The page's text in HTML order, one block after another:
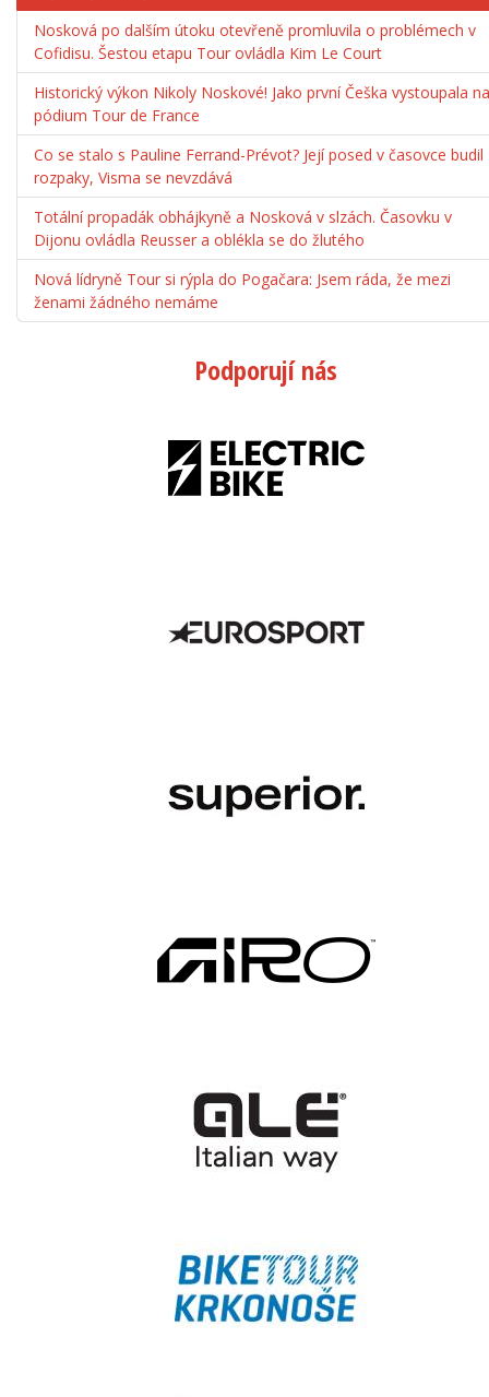
Nosková po dalším útoku otevřeně promluvila o problémech v
Cofidisu. Šestou etapu Tour ovládla Kim Le Court
Historický výkon Nikoly Noskové! Jako první Češka vystoupala na
pódium Tour de France
Co se stalo s Pauline Ferrand-Prévot? Její posed v časovce budil
rozpaky, Visma se nevzdává
Totální propadák obhájkyně a Nosková v slzách. Časovku v
Dijonu ovládla Reusser a oblékla se do žlutého
Nová lídryně Tour si rýpla do Pogačara: Jsem ráda, že mezi
ženami žádného nemáme
Podporují nás